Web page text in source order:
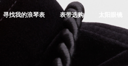
寻找我的浪琴表 表带选购